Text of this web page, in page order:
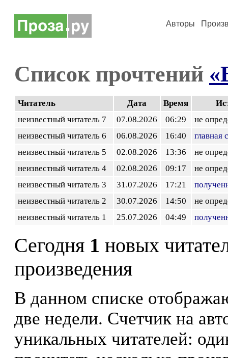
Авторы
Список прочтений
Читатель Дата Время
неизвестный читатель 7
07.08.2026 06:29
не
неизвестный читатель 6
06.08.2026 16:40
главная
неизвестный читатель 5
02.08.2026 13:36
не
неизвестный читатель 4
02.08.2026 09:17
не
неизвестный читатель 3
31.07.2026 17:21
неизвестный читатель 2
30.07.2026 14:50
не
неизвестный читатель 1
25.07.2026 04:49
Сегодня 1 новых
произведения
В данном списке
две недели. Счетчик на
уникальных читателей: